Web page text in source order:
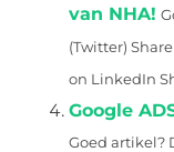
van NHA!
(Twitter)
on LinkedIn
Google
Goed artikel?